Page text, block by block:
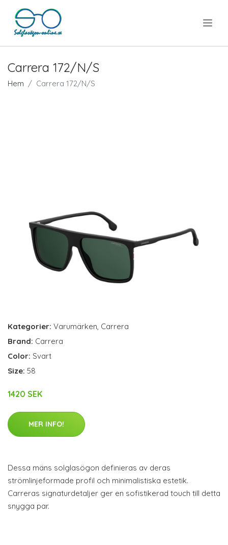
Carrera 172/N/S
Hem Carrera 172/N/S
Kategorier: Varumärken, Carrera
Brand: Carrera
Color: Svart
Size: 58
1420 SEK
MER INFO!
Dessa mäns solglasögon definieras av deras
strömlinjeformade profil och minimalistiska estetik.
Carreras signaturdetaljer ger en sofistikerad touch till detta
snygga par.